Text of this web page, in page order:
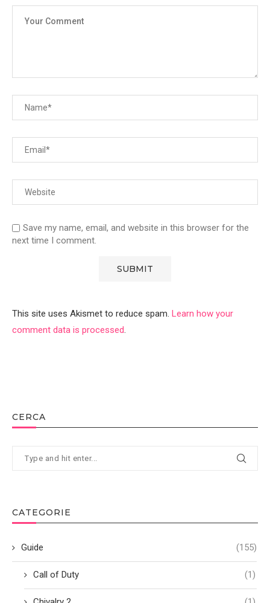
Save my name, email, and website in this browser for the
next time I comment.
This site uses Akismet to reduce spam. Learn how your
comment data is processed.
CERCA
CATEGORIE
Guide (155)
Call of Duty (1)